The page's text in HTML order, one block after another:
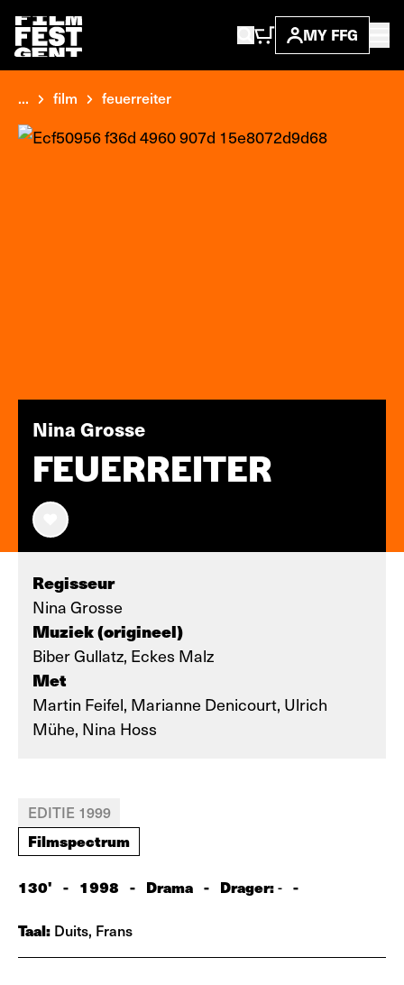
MY FFG
... film feuerreiter
Nina Grosse
FEUERREITER
Regisseur
Nina Grosse
Muziek (origineel)
Biber Gullatz, Eckes Malz
Met
Martin Feifel, Marianne Denicourt, Ulrich
Mühe, Nina Hoss
EDITIE 1999
Filmspectrum
130' - 1998 - Drama - Drager:- -
Taal: Duits, Frans